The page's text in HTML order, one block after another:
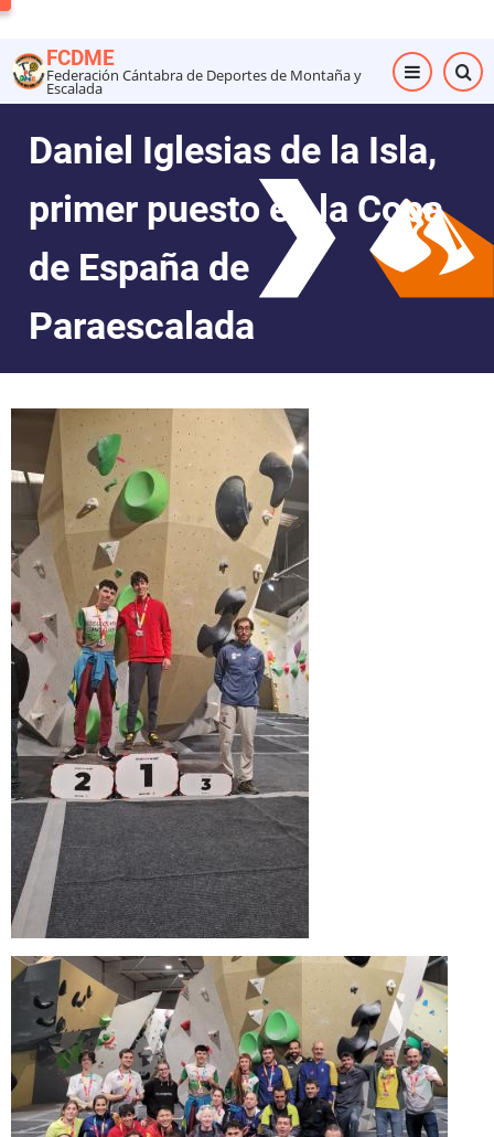
al
contenido
principal
FCDME
Federación Cántabra de Deportes de Montaña y
Escalada
Daniel Iglesias de la Isla,
primer puesto en la Copa
de España de
Paraescalada